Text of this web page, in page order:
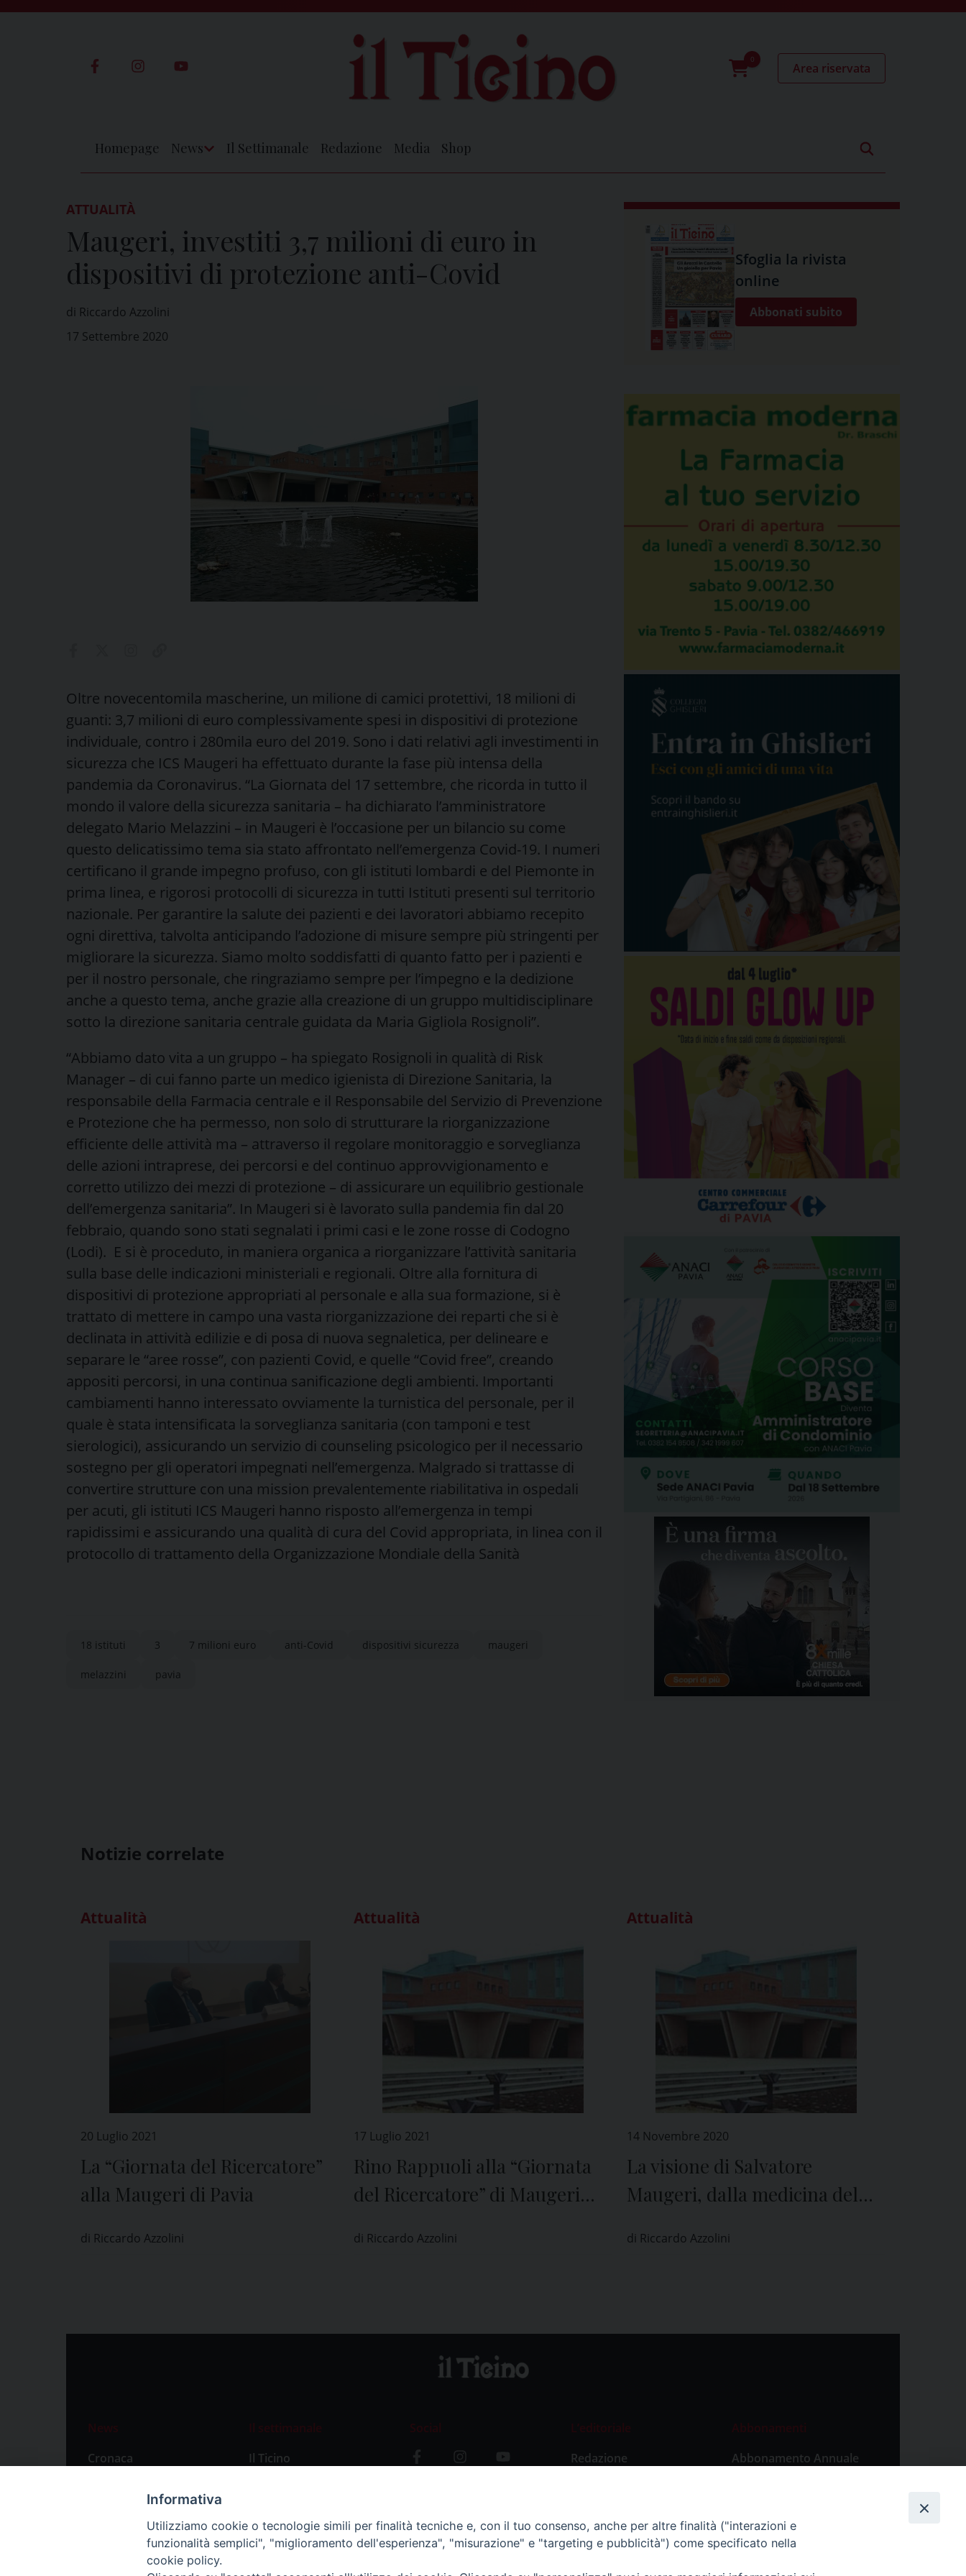
0
Area riservata
Homepage News Il Settimanale Redazione Media Shop
ATTUALITÀ
Maugeri, investiti 3,7 milioni di euro in
dispositivi di protezione anti-Covid
di Riccardo Azzolini
17 Settembre 2020
Oltre novecentomila mascherine, un milione di camici protettivi, 18 milioni di
guanti: 3,7 milioni di euro complessivamente spesi in dispositivi di protezione
individuale, contro i 280mila euro del 2019. Sono i dati relativi agli investimenti in
sicurezza che ICS Maugeri ha effettuato durante la fase più intensa della
pandemia da Coronavirus. “La Giornata del 17 settembre, che ricorda in tutto il
mondo il valore della sicurezza sanitaria – ha dichiarato l’amministratore
delegato Mario Melazzini – in Maugeri è l’occasione per un bilancio su come
questo delicatissimo tema sia stato affrontato nell’emergenza Covid-19. I numeri
certificano il grande impegno profuso, con gli istituti lombardi e del Piemonte in
prima linea, e rigorosi protocolli di sicurezza in tutti Istituti presenti sul territorio
nazionale. Per garantire la salute dei pazienti e dei lavoratori abbiamo recepito
ogni direttiva, talvolta anticipando l’adozione di misure sempre più stringenti per
migliorare la sicurezza. Siamo molto soddisfatti di quanto fatto per i pazienti e
per il nostro personale, che ringraziamo sempre per l’impegno e la dedizione
anche a questo tema, anche grazie alla creazione di un gruppo multidisciplinare
sotto la direzione sanitaria centrale guidata da Maria Gigliola Rosignoli”.
“Abbiamo dato vita a un gruppo – ha spiegato Rosignoli in qualità di Risk
Manager – di cui fanno parte un medico igienista di Direzione Sanitaria, la
responsabile della Farmacia centrale e il Responsabile del Servizio di Prevenzione
e Protezione che ha permesso, non solo di strutturare la riorganizzazione
efficiente delle attività ma – attraverso il regolare monitoraggio e sorveglianza
delle azioni intraprese, dei percorsi e del continuo approvvigionamento e
corretto utilizzo dei mezzi di protezione – di assicurare un equilibrio gestionale
dell’emergenza sanitaria”. In Maugeri si è lavorato sulla pandemia fin dal 20
febbraio, quando sono stati segnalati i primi casi e le zone rosse di Codogno
(Lodi). E si è proceduto, in maniera organica a riorganizzare l’attività sanitaria
sulla base delle indicazioni ministeriali e regionali. Oltre alla fornitura di
dispositivi di protezione appropriati al personale e alla sua formazione, si è
trattato di mettere in campo una vasta riorganizzazione dei reparti che si è
declinata in attività edilizie e di posa di nuova segnaletica, per delineare e
separare le “aree rosse”, con pazienti Covid, e quelle “Covid free”, creando
appositi percorsi, in una continua sanificazione degli ambienti. Importanti
cambiamenti hanno interessato ovviamente la turnistica del personale, per il
quale è stata intensificata la sorveglianza sanitaria (con tamponi e test
sierologici), assicurando un servizio di counseling psicologico per il necessario
sostegno per gli operatori impegnati nell’emergenza. Malgrado si trattasse di
convertire strutture con una mission prevalentemente riabilitativa in ospedali
per acuti, gli istituti ICS Maugeri hanno risposto all’emergenza in tempi
rapidissimi e assicurando una qualità di cura del Covid appropriata, in linea con il
protocollo di trattamento della Organizzazione Mondiale della Sanità
18 istituti 3 7 milioni euro anti-Covid dispositivi sicurezza maugeri
melazzini pavia
Sfoglia la rivista
online
Abbonati subito
Notizie correlate
Attualità
20 Luglio 2021
La “Giornata del Ricercatore”
alla Maugeri di Pavia
di Riccardo Azzolini
Attualità
17 Luglio 2021
Rino Rappuoli alla “Giornata
del Ricercatore” di Maugeri
di Riccardo Azzolini
Attualità
14 Novembre 2020
La visione di Salvatore
Maugeri, dalla medicina del
Covid-19
di Riccardo Azzolini
News
Cronaca
Primo Piano
Il settimanale
Il Ticino
Social
L’editoriale
Redazione
Abbonamenti
Abbonamento Annuale
Abbonamento Singola
Informativa
Utilizziamo cookie o tecnologie simili per finalità tecniche e, con il tuo consenso, anche per altre finalità ("interazioni e
funzionalità semplici", "miglioramento dell'esperienza", "misurazione" e "targeting e pubblicità") come specificato nella
cookie policy.